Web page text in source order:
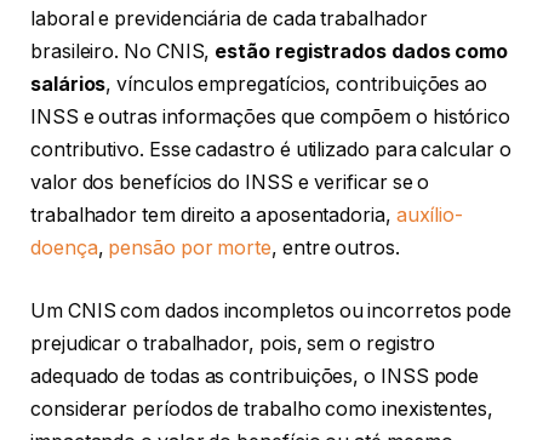
laboral e previdenciária de cada trabalhador
brasileiro. No CNIS, estão registrados dados como
salários, vínculos empregatícios, contribuições ao
INSS e outras informações que compõem o histórico
contributivo. Esse cadastro é utilizado para calcular o
valor dos benefícios do INSS e verificar se o
trabalhador tem direito a aposentadoria, auxílio-
doença, pensão por morte, entre outros.
Um CNIS com dados incompletos ou incorretos pode
prejudicar o trabalhador, pois, sem o registro
adequado de todas as contribuições, o INSS pode
considerar períodos de trabalho como inexistentes,